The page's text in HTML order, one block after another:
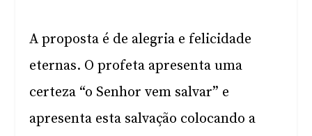
A proposta é de alegria e felicidade
eternas. O profeta apresenta uma
certeza “o Senhor vem salvar” e
apresenta esta salvação colocando a